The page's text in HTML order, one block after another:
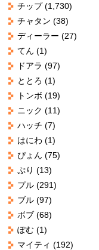
チップ(1,730)
チャタン (38)
ディーラー (27)
てん (1)
ドアラ (97)
ととろ (1)
トンボ (19)
ニック (11)
ハッチ (7)
はにわ (1)
ぴょん (75)
ぷり (13)
プル(291)
ブル(97)
ボブ(68)
ぽむ(1)
マイティ (192)